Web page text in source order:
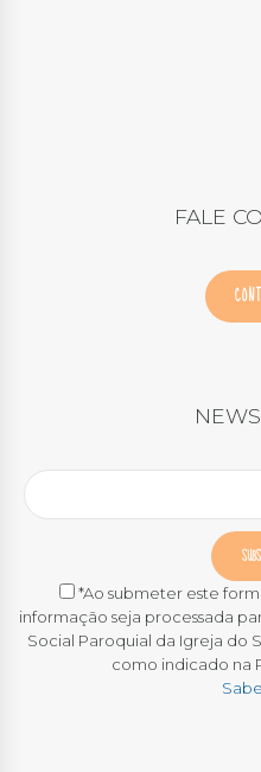
FALE
*Ao submeter este
informação seja processada
Social Paroquial da Igreja do
como indicado na